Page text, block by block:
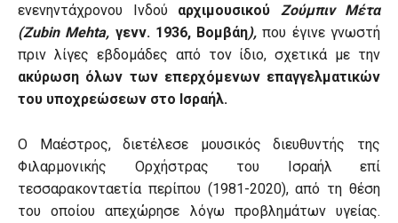
ενενηντάχρονου Ινδού αρχιμουσικού Ζούμπιν Μέτα
(Zubin Mehta, γενν. 1936, Βομβάη), που έγινε γνωστή
πριν λίγες εβδομάδες από τον ίδιο, σχετικά με την
ακύρωση όλων των επερχόμενων επαγγελματικών
του υποχρεώσεων στο Ισραήλ.
Ο Μαέστρος, διετέλεσε μουσικός διευθυντής της
Φιλαρμονικής Ορχήστρας του Ισραήλ επί
τεσσαρακονταετία περίπου (1981-2020), από τη θέση
του οποίου απεχώρησε λόγω προβλημάτων υγείας.